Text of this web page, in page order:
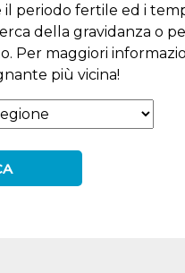
il periodo fertile ed i
della gravidanza o
Per maggiori
più vicina!